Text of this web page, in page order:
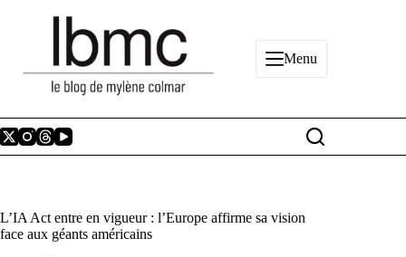
Menu
L’IA Act entre en vigueur : l’Europe affirme sa vision
face aux géants américains